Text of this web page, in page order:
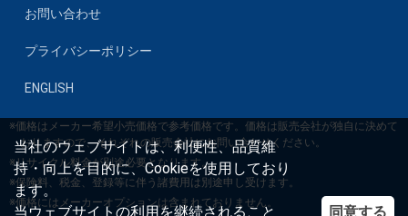
当社のウェブサイトは、利便性、品質維
持・向上を目的に、Cookieを使用しており
ます。
当ウェブサイトの利用を継続されること
同意する
お問い合わせ
プライバシーポリシー
ENGLISH
※価格はメーカー希望小売価格で参考価格です。価格は販売会社が独自に決めて
おりますので、それぞれの販売会社にお問い合わせください。
※リサイクル料金が別途必要となります。
※保険料、税金、登録等に伴う諸費用は別途申し受けます。
※価格にはメーカーオプションは含まれておりません。